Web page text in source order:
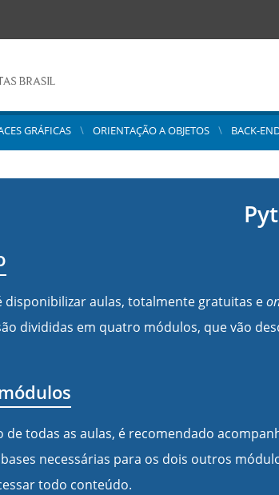
GRÁFICAS ORIENTAÇÃO A OBJETOS BACK-
disponibilizar aulas, totalmente gratuitas e
divididas em quatro módulos, que vão
de todas as aulas, é recomendado
necessárias para os dois outros
todo conteúdo.